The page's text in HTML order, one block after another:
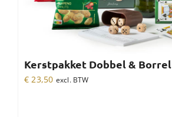
Kerstpakket Dobbel & Borrel
€ 23,50 excl. BTW